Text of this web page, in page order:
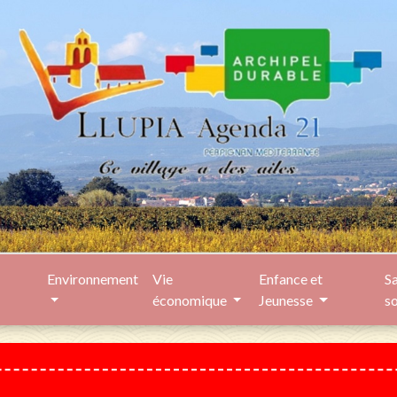
Environnement
Vie
économique
Enfance et
Jeunesse